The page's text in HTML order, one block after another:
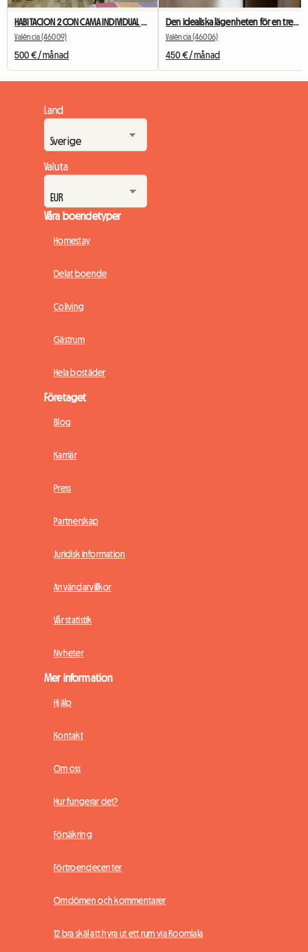
València (46009)
500 € / månad
Den idealiska lägenheten för en trevlig delad lägenhet
València (46006)
450 € / månad
Land
Valuta
Våra boendetyper
Homestay
Delat boende
Coliving
Gästrum
Hela bostäder
Företaget
Blog
Karriär
Press
Partnerskap
Juridisk information
Användarvillkor
Vår statistik
Nyheter
Mer information
Hjälp
Kontakt
Om oss
Hur fungerar det?
Försäkring
Förtroendecenter
Omdömen och kommentarer
12 bra skäl att hyra ut ett rum via Roomlala